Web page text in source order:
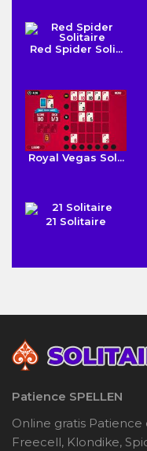
Red Spider Soli...
Royal Vegas Sol...
21 Solitaire
Patience SPELLEN
Online gratis
Freecell, Klondike,